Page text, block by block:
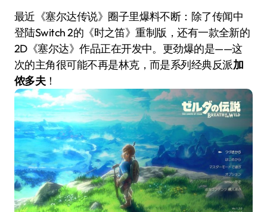
最近《塞尔达传说》圈子里爆料不断：除了传闻中
登陆Switch 2的《时之笛》重制版，还有一款全新的
2D《塞尔达》作品正在开发中。更劲爆的是——这
次的主角很可能不再是林克，而是系列经典反派加
侬多夫！